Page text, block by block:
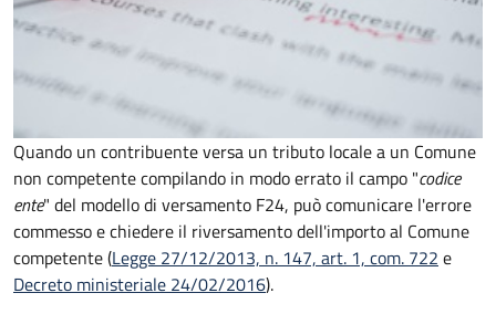
Quando un contribuente versa un tributo locale a un Comune
non competente compilando in modo errato il campo "codice
ente" del modello di versamento F24, può comunicare l'errore
commesso e chiedere il riversamento dell'importo al Comune
competente (Legge 27/12/2013, n. 147, art. 1, com. 722 e
Decreto ministeriale 24/02/2016).